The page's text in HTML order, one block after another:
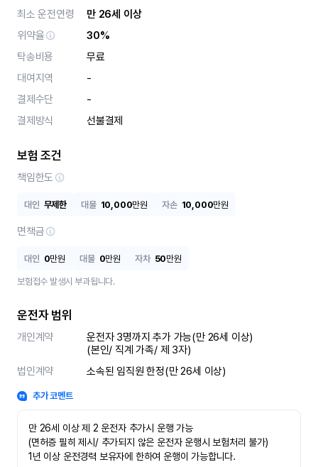
최소 운전연령
만 26세 이상
위약율
30%
탁송비용
무료
대여지역
-
결제수단
-
결제방식
선불결제
보험 조건
책임한도
대인 무제한 대물 10,000만원 자손 10,000만원
면책금
대인 0만원 대물 0만원 자차 50만원
보험접수 발생시 부과됩니다.
운전자 범위
개인계약
운전자 3명까지 추가 가능(만 26세 이상)
(본인/ 직계 가족/ 제 3자)
법인계약
소속된 임직원 한정(만 26세 이상)
추가 코멘트
만 26세 이상 제 2 운전자 추가시 운행 가능
(면허증 필히 제시/ 추가되지 않은 운전자 운행시 보험처리 불가)
1년 이상 운전경력 보유자에 한하여 운행이 가능합니다.